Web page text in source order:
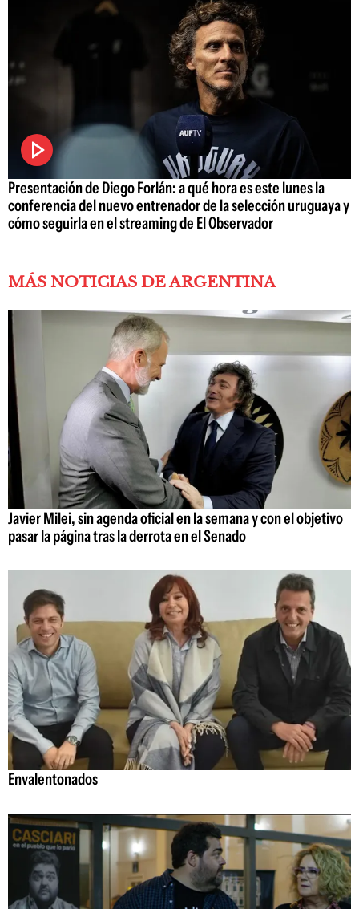
Presentación de Diego Forlán: a qué hora es este lunes la
conferencia del nuevo entrenador de la selección uruguaya y
cómo seguirla en el streaming de El Observador
MÁS NOTICIAS DE ARGENTINA
Javier Milei, sin agenda oficial en la semana y con el objetivo
pasar la página tras la derrota en el Senado
Envalentonados